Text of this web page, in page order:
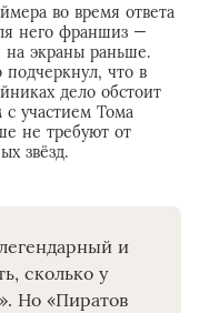
во время ответа
него франшиз —
экраны раньше.
что в
дело обстоит
участием Тома
не требуют от
звёзд.
и
сколько у
Но «Пиратов